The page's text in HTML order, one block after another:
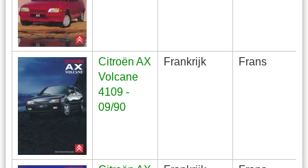
Citroën AX
Volcane
4109 -
09/90
Frankrijk Frans